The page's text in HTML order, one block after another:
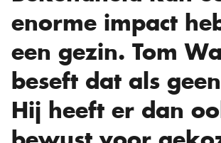
enorme impact
een gezin. Tom
beseft dat als
Hij heeft er dan